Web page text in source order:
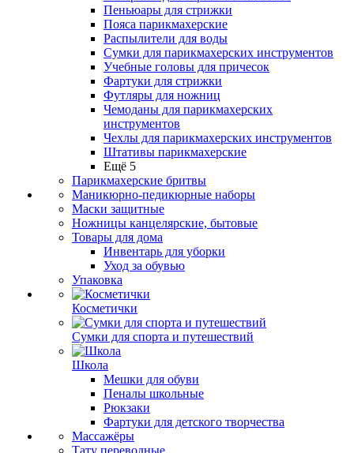
Пеньюары для стрижки
Пояса парикмахерские
Распылители для воды
Сумки для парикмахерских инструментов
Учебные головы для причесок
Фартуки для стрижки
Футляры для ножниц
Чемоданы для парикмахерских
инструментов
Чехлы для парикмахерских инструментов
Штативы парикмахерские
Ещё 5
Парикмахерские бритвы
Маникюрно-педикюрные наборы
Маски защитные
Ножницы канцелярские, бытовые
Товары для дома
Инвентарь для уборки
Уход за обувью
Упаковка
Косметички
Сумки для спорта и путешествий
Школа
Мешки для обуви
Пеналы школьные
Рюкзаки
Фартуки для детского творчества
Массажёры
Тату переводные